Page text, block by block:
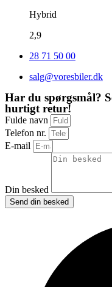
Hybrid
2,9
28 71 50 00
salg@voresbiler.dk
Har du spørgsmål?
hurtigt retur!
Fulde navn
Telefon nr.
E-mail
Din besked
Send din besked